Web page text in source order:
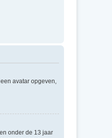
avatar opgeven,
onder de 13 jaar